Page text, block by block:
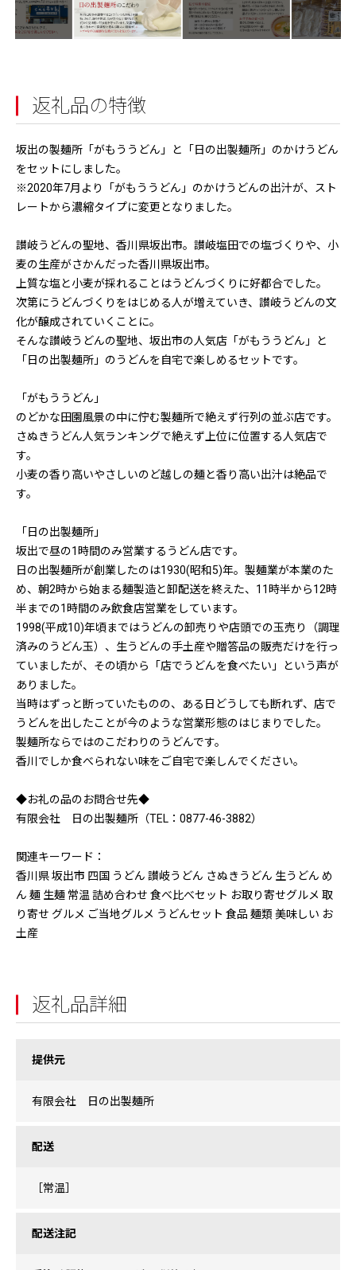
返礼品の特徴
坂出の製麺所「がもううどん」と「日の出製麺所」のかけうどん
をセットにしました。
※2020年7月より「がもううどん」のかけうどんの出汁が、スト
レートから濃縮タイプに変更となりました。
讃岐うどんの聖地、香川県坂出市。讃岐塩田での塩づくりや、小
麦の生産がさかんだった香川県坂出市。
上質な塩と小麦が採れることはうどんづくりに好都合でした。
次第にうどんづくりをはじめる人が増えていき、讃岐うどんの文
化が醸成されていくことに。
そんな讃岐うどんの聖地、坂出市の人気店「がもううどん」と
「日の出製麺所」のうどんを自宅で楽しめるセットです。
「がもううどん」
のどかな田園風景の中に佇む製麺所で絶えず行列の並ぶ店です。
さぬきうどん人気ランキングで絶えず上位に位置する人気店で
す。
小麦の香り高いやさしいのど越しの麺と香り高い出汁は絶品で
す。
「日の出製麺所」
坂出で昼の1時間のみ営業するうどん店です。
日の出製麺所が創業したのは1930(昭和5)年。製麺業が本業のた
め、朝2時から始まる麺製造と卸配送を終えた、11時半から12時
半までの1時間のみ飲食店営業をしています。
1998(平成10)年頃まではうどんの卸売りや店頭での玉売り（調理
済みのうどん玉）、生うどんの手土産や贈答品の販売だけを行っ
ていましたが、その頃から「店でうどんを食べたい」という声が
ありました。
当時はずっと断っていたものの、ある日どうしても断れず、店で
うどんを出したことが今のような営業形態のはじまりでした。
製麺所ならではのこだわりのうどんです。
香川でしか食べられない味をご自宅で楽しんでください。
◆お礼の品のお問合せ先◆
有限会社 日の出製麺所（TEL：0877-46-3882）
関連キーワード：
香川県 坂出市 四国 うどん 讃岐うどん さぬきうどん 生うどん め
ん 麺 生麺 常温 詰め合わせ 食べ比べセット お取り寄せグルメ 取
り寄せ グルメ ご当地グルメ うどんセット 食品 麺類 美味しい お
土産
返礼品詳細
提供元
有限会社 日の出製麺所
配送
［常温］
配送注記